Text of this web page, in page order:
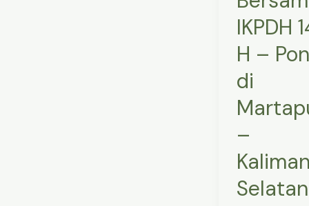
IKPDH
H –
di
–
Selatan
–
Kalimantan
Selatan